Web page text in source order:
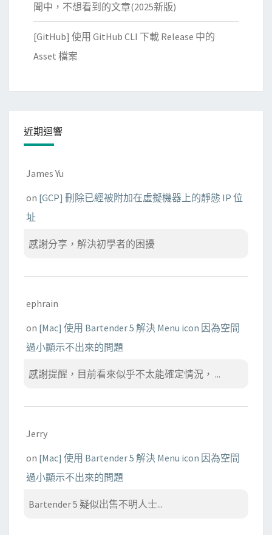
聞中，不想看到的文章(2025新版)
[GitHub] 使用 GitHub CLI 下載 Release 中的
Asset 檔案
近期迴響
James Yu
on [GCP] 刪除已經被附加在虛擬機器上的靜態 IP 位
址
感謝分享，解決初學者的困擾
ephrain
on [Mac] 使用 Bartender 5 解決 Menu icon 因為空間
過小顯示不出來的問題
感謝提醒，目前看來似乎不太能確定情況， ...
Jerry
on [Mac] 使用 Bartender 5 解決 Menu icon 因為空間
過小顯示不出來的問題
Bartender 5 疑似出售不明人士...